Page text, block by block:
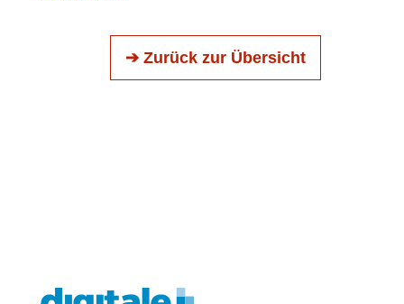
➔ Zurück zur Übersicht